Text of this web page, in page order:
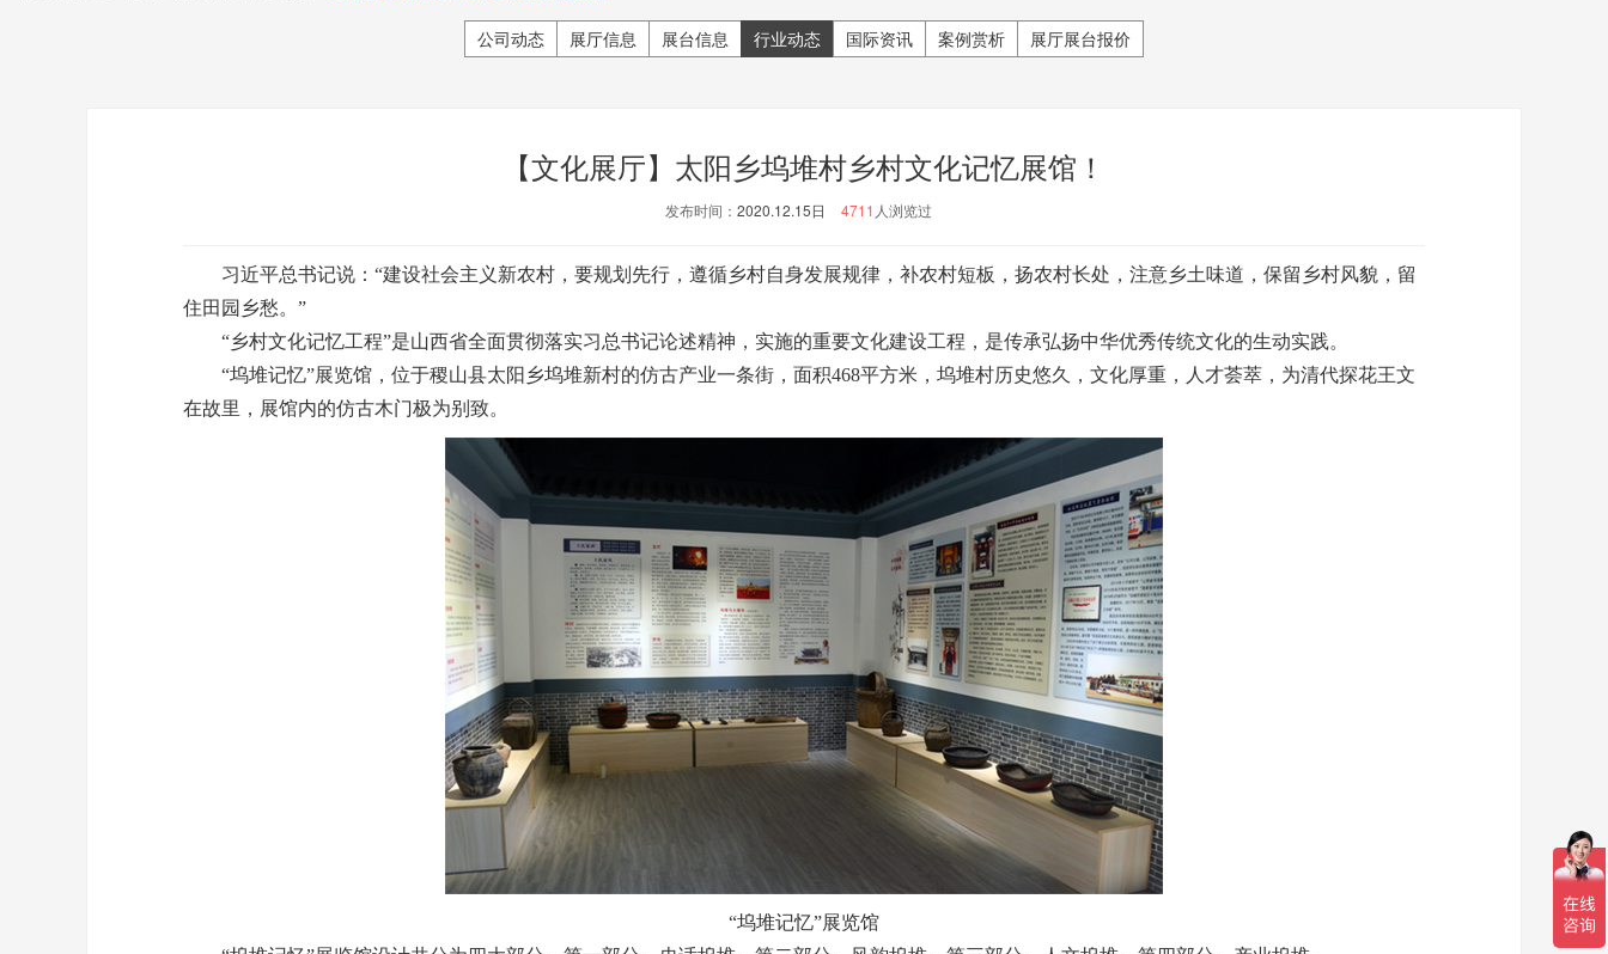
公司动态 展厅信息 展台信息 行业动态 国际资讯 案例赏析 展厅展台报价
【文化展厅】太阳乡坞堆村乡村文化记忆展馆！
发布时间： 2020.12.15日 4711 人浏览过
习近平总书记说：“建设社会主义新农村，要规划先行，遵循乡村自身发展规律，补农村短板，扬农村长处，注意乡土味道，保留乡村风貌，留
住田园乡愁。”
“乡村文化记忆工程”是山西省全面贯彻落实习总书记论述精神，实施的重要文化建设工程，是传承弘扬中华优秀传统文化的生动实践。
“坞堆记忆”展览馆，位于稷山县太阳乡坞堆新村的仿古产业一条街，面积468平方米，坞堆村历史悠久，文化厚重，人才荟萃，为清代探花王文
在故里，展馆内的仿古木门极为别致。
“坞堆记忆”展览馆